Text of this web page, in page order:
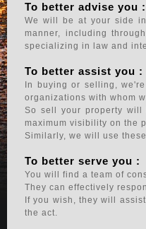
To better advise you :
We will be at your side
manner, including
specializing in law and
To better assist you :
In buying or selling,
organizations with whom
So sell your property will
maximum visibility on the
Similarly, we will use
To better serve you :
You will find a team of
They can effectively
If you wish, they will
the act.